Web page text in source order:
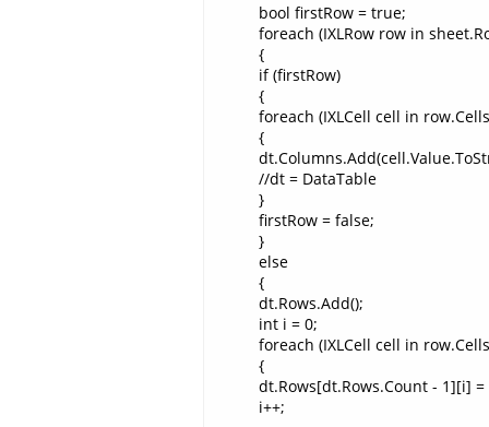
bool firstRow = true;
foreach (IXLRow row in
{
if (firstRow)
{
foreach (IXLCell cell in
{
//dt = DataTable
}
firstRow = false;
}
else
{
dt.Rows.Add();
int i = 0;
foreach (IXLCell cell in
{
dt.Rows[dt.Rows.Count - 1][i] =
i++;